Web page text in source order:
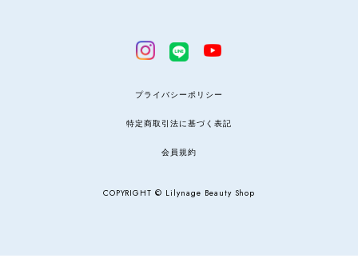
プライバシーポリシー
特定商取引法に基づく表記
会員規約
COPYRIGHT © Lilynage Beauty Shop